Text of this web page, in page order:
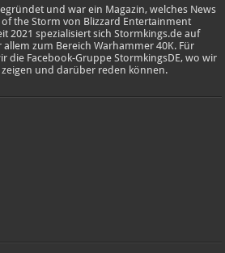
und war ein Magazin, welches News
the Storm von Blizzard Entertainment
2021 spezialisiert sich Stormkings.de auf
zum Bereich Warhammer 40K. Für
die Facebook-Gruppe StormkingsDE, wo wir
und darüber reden können.